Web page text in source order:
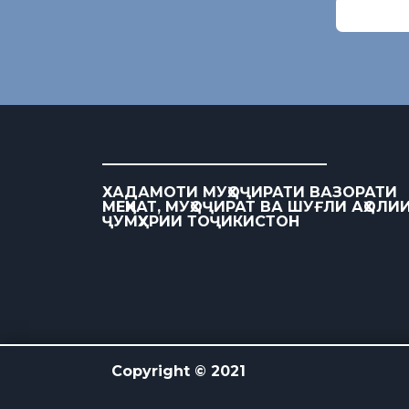
ХАДАМОТИ МУҲОҶИРАТИ ВАЗОРАТИ
МЕҲНАТ, МУҲОҶИРАТ ВА ШУҒЛИ
ҶУМҲУРИИ ТОҶИКИСТОН
Copyright © 2021